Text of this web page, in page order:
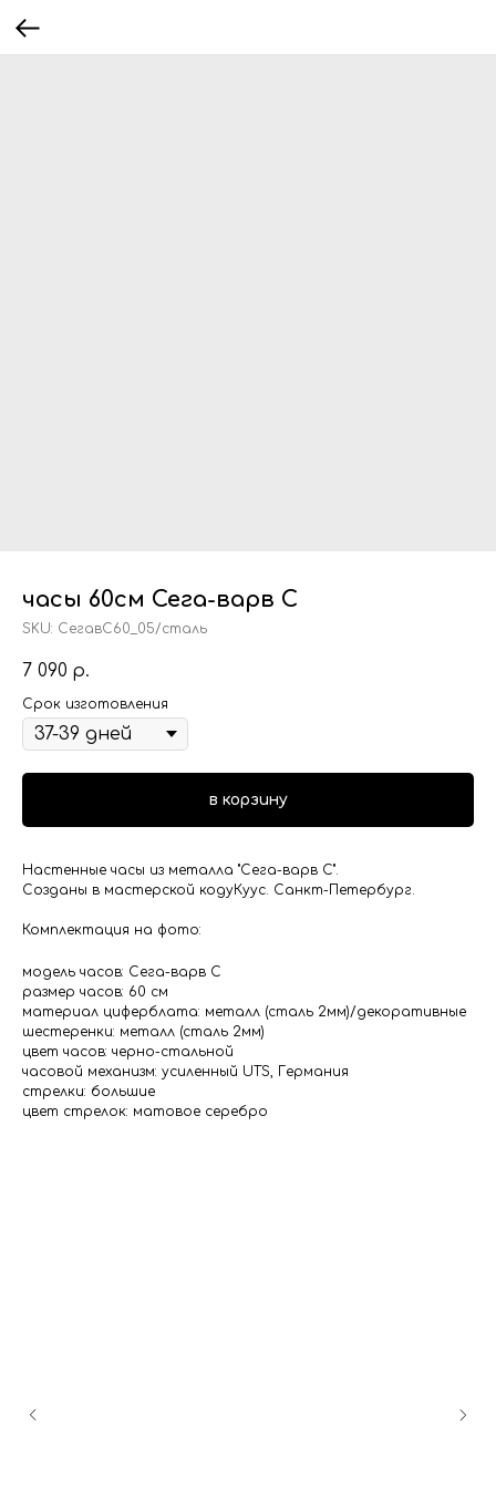
часы 60см Сега-варв С
SKU: СегавС60_05/сталь
7 090 р.
Срок изготовления
в корзину
Настенные часы из металла "Сега-варв С".
Созданы в мастерской кодуКуус. Санкт-Петербург.
Комплектация на фото:
модель часов: Сега-варв С
размер часов: 60 см
материал циферблата: металл (сталь 2мм)/декоративные
шестеренки: металл (сталь 2мм)
цвет часов: черно-стальной
часовой механизм: усиленный UTS, Германия
стрелки: большие
цвет стрелок: матовое серебро